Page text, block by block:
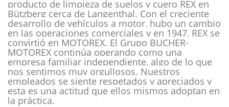
producto de limpieza de suelos y cuero REX en
Bützberg cerca de Langenthal. Con el creciente
desarrollo de vehículos a motor, hubo un cambio
en las operaciones comerciales y en 1947, REX se
convirtió en MOTOREX. El Grupo BUCHER-
MOTOREX continúa operando como una
empresa familiar independiente, algo de lo que
nos sentimos muy orgullosos. Nuestros
empleados se siente respetados y apreciados y
esta es una actitud que ellos mismos adoptan en
la práctica.